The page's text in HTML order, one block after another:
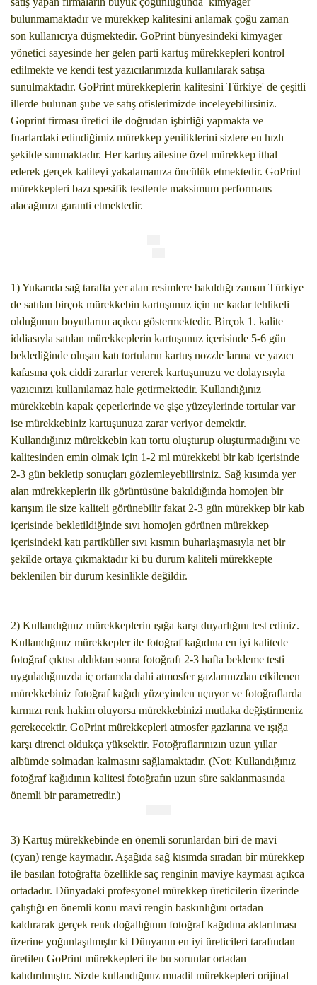
bulunmamaktadır ve mürekkep kalitesini anlamak çoğu zaman
son kullanıcıya düşmektedir. GoPrint bünyesindeki kimyager
yönetici sayesinde her gelen parti kartuş mürekkepleri kontrol
edilmekte ve kendi test yazıcılarımızda kullanılarak satışa
sunulmaktadır. GoPrint mürekkeplerin kalitesini Türkiye' de çeşitli
illerde bulunan şube ve satış ofislerimizde inceleyebilirsiniz.
Goprint firması üretici ile doğrudan işbirliği yapmakta ve
fuarlardaki edindiğimiz mürekkep yeniliklerini sizlere en hızlı
şekilde sunmaktadır. Her kartuş ailesine özel mürekkep ithal
ederek gerçek kaliteyi yakalamanıza öncülük etmektedir. GoPrint
mürekkepleri bazı spesifik testlerde maksimum performans
alacağınızı garanti etmektedir.
1) Yukarıda sağ tarafta yer alan resimlere bakıldığı zaman Türkiye
de satılan birçok mürekkebin kartuşunuz için ne kadar tehlikeli
olduğunun boyutlarını açıkca göstermektedir. Birçok 1. kalite
iddiasıyla satılan mürekkeplerin kartuşunuz içerisinde 5-6 gün
beklediğinde oluşan katı tortuların kartuş nozzle larına ve yazıcı
kafasına çok ciddi zararlar vererek kartuşunuzu ve dolayısıyla
yazıcınızı kullanılamaz hale getirmektedir. Kullandığınız
mürekkebin kapak çeperlerinde ve şişe yüzeylerinde tortular var
ise mürekkebiniz kartuşunuza zarar veriyor demektir.
Kullandığınız mürekkebin katı tortu oluşturup oluşturmadığını ve
kalitesinden emin olmak için 1-2 ml mürekkebi bir kab içerisinde
2-3 gün bekletip sonuçları gözlemleyebilirsiniz. Sağ kısımda yer
alan mürekkeplerin ilk görüntüsüne bakıldığında homojen bir
karışım ile size kaliteli görünebilir fakat 2-3 gün mürekkep bir kab
içerisinde bekletildiğinde sıvı homojen görünen mürekkep
içerisindeki katı partiküller sıvı kısmın buharlaşmasıyla net bir
şekilde ortaya çıkmaktadır ki bu durum kaliteli mürekkepte
beklenilen bir durum kesinlikle değildir.
2) Kullandığınız mürekkeplerin ışığa karşı duyarlığını test ediniz.
Kullandığınız mürekkepler ile fotoğraf kağıdına en iyi kalitede
fotoğraf çıktısı aldıktan sonra fotoğrafı 2-3 hafta bekleme testi
uyguladığınızda iç ortamda dahi atmosfer gazlarınızdan etkilenen
mürekkebiniz fotoğraf kağıdı yüzeyinden uçuyor ve fotoğraflarda
kırmızı renk hakim oluyorsa mürekkebinizi mutlaka değiştirmeniz
gerekecektir. GoPrint mürekkepleri atmosfer gazlarına ve ışığa
karşı direnci oldukça yüksektir. Fotoğraflarınızın uzun yıllar
albümde solmadan kalmasını sağlamaktadır. (Not: Kullandığınız
fotoğraf kağıdının kalitesi fotoğrafın uzun süre saklanmasında
önemli bir parametredir.)
3) Kartuş mürekkebinde en önemli sorunlardan biri de mavi
(cyan) renge kaymadır. Aşağıda sağ kısımda sıradan bir mürekkep
ile basılan fotoğrafta özellikle saç renginin maviye kayması açıkca
ortadadır. Dünyadaki profesyonel mürekkep üreticilerin üzerinde
çalıştığı en önemli konu mavi rengin baskınlığını ortadan
kaldırarak gerçek renk doğallığının fotoğraf kağıdına aktarılması
üzerine yoğunlaşılmıştır ki Dünyanın en iyi üreticileri tarafından
üretilen GoPrint mürekkepleri ile bu sorunlar ortadan
kalıdırılmıştır. Sizde kullandığınız muadil mürekkepleri orijinal